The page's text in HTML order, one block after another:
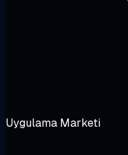
Uygulama Marketi